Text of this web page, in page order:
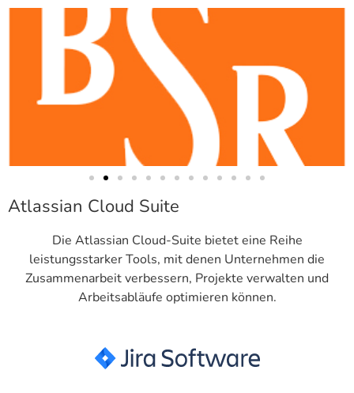
Atlassian Cloud Suite
Die Atlassian Cloud-Suite bietet eine Reihe
leistungsstarker Tools, mit denen Unternehmen die
Zusammenarbeit verbessern, Projekte verwalten und
Arbeitsabläufe optimieren können.